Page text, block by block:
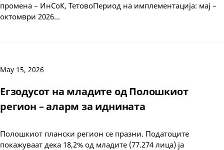
промена – ИнСоК, ТетовоПериод на имплементација: мај –
октомври 2026…
May 15, 2026
Егзодусот на младите од Полошкиот
регион – аларм за иднината
Полошкиот плански регион се празни. Податоците
покажуваат дека 18,2% од младите (77.274 лица) ја